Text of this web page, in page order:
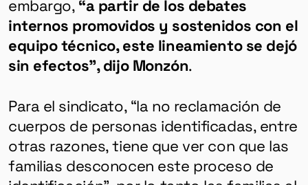
embargo, “a partir de los debates
internos promovidos y sostenidos con el
equipo técnico, este lineamiento se dejó
sin efectos”, dijo Monzón.
Para el sindicato, “la no reclamación de
cuerpos de personas identificadas, entre
otras razones, tiene que ver con que las
familias desconocen este proceso de